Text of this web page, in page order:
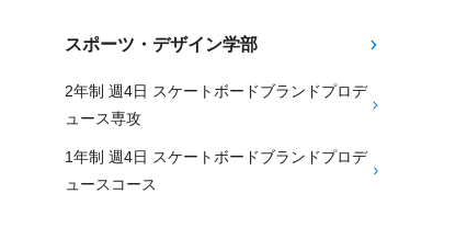
スポーツ・デザイン学部
2年制 週4日 スケートボードブランドプロデ
ュース専攻
1年制 週4日 スケートボードブランドプロデ
ュースコース